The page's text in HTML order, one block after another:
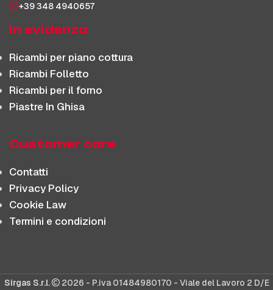
+39 348 4940657
In evidenza
Ricambi per piano cottura
Ricambi Folletto
Ricambi per il forno
Piastre In Ghisa
Customer care
Contatti
Privacy Policy
Cookie Law
Termini e condizioni
Sirgas S.r.l. 2026 - P.iva 01484980170 - Viale del Lavoro 2 D/E